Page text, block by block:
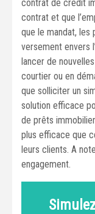
contrat de crédit
contrat et que
que le mandat, les
versement envers
lancer de
courtier ou en
que solliciter un
solution efficace
de prêts
plus efficace que
leurs clients. A
engagement.